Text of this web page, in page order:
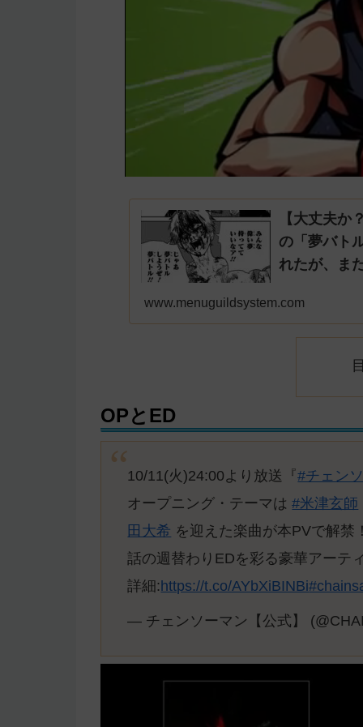
【大丈夫か
の「夢バト
れたが、ま
www.menuguildsystem.com
OPとED
10/11(火)24:00より放送『#チェン
オープニング・テーマは#米津玄師
田大希 を迎えた楽曲が本PVで解禁
話の週替わりEDを彩る豪華アーテ
詳細: https://t.co/AYbXiBINBi
— チェンソーマン【公式】